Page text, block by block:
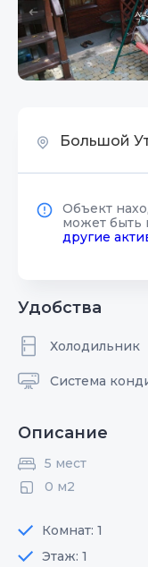
Большой
Объект
может быть
другие
Удобства
Холодильник
Система
Описание
5 мест
0 м2
Комнат: 1
Этаж: 1